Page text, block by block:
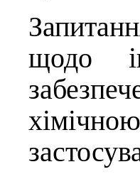
щодо